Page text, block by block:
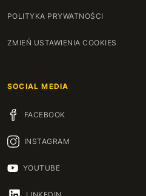
POLITYKA PRYWATNOŚCI
ZMIEŃ USTAWIENIA COOKIES
SOCIAL MEDIA
FACEBOOK
INSTAGRAM
YOUTUBE